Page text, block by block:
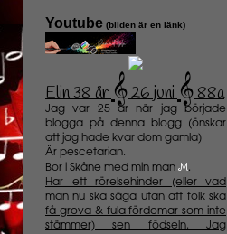
Youtube (bilden är en länk)
Elin 38 år𝄞26 juni𝄞88a
Jag var 25 år när jag började
blogga på denna blogg (önskar
att jag hade kvar dom gamla)
Är pescetarian.
Bor i Skåne med min man M.
Har ett rörelsehinder (eller vad
man nu ska säga utan att folk ska
få grova & fula fördomar som inte
stämmer) sen födseln. Jag